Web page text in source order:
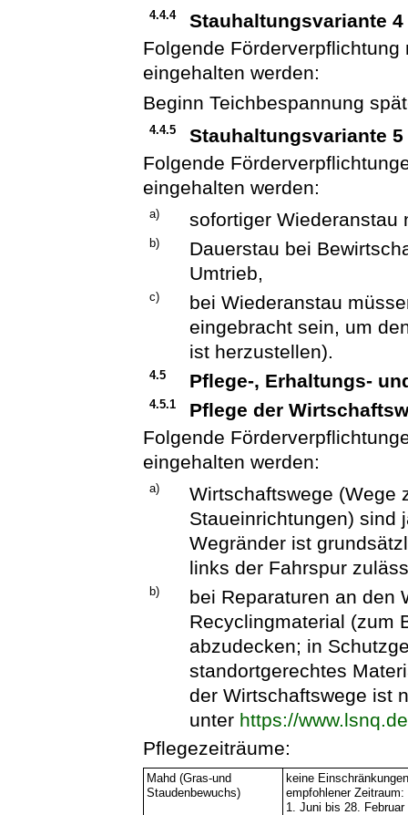
4.4.4
Stauhaltungsvariante 4
Folgende
eingehalten werden:
Beginn Teichbespannung
4.4.5
Stauhaltungsvariante 5
Folgende
eingehalten werden:
a) sofortiger Wiederanstau
b)
Dauerstau bei
Umtrieb,
c)
bei Wiederanstau
eingebracht sein, um
ist herzustellen).
4.5 Pflege-, Erhaltungs-
4.5.1
Pflege der
Folgende
eingehalten werden:
a)
Wirtschaftswege (Wege
Staueinrichtungen) sind
Wegränder ist
links der Fahrspur
b)
bei Reparaturen an den
Recyclingmaterial (zum
abzudecken; in
standortgerechtes
der Wirtschaftswege ist
unter https://
Pflegezeiträume:
Mahd (Gras-und
Staudenbewuchs)
keine
empfohlener Zeitraum:
1. Juni bis 28. Februar